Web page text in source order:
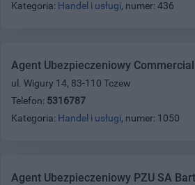
Kategoria: Handel i usługi, numer: 436
Agent Ubezpieczeniowy
ul. Wigury 14, 83-110 Tczew
Telefon: 5316787
Kategoria: Handel i usługi, numer: 1050
Agent Ubezpieczeniowy PZU SA